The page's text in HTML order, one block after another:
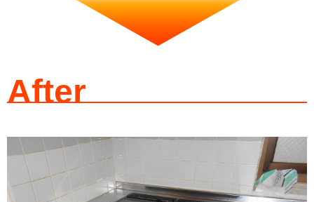
After